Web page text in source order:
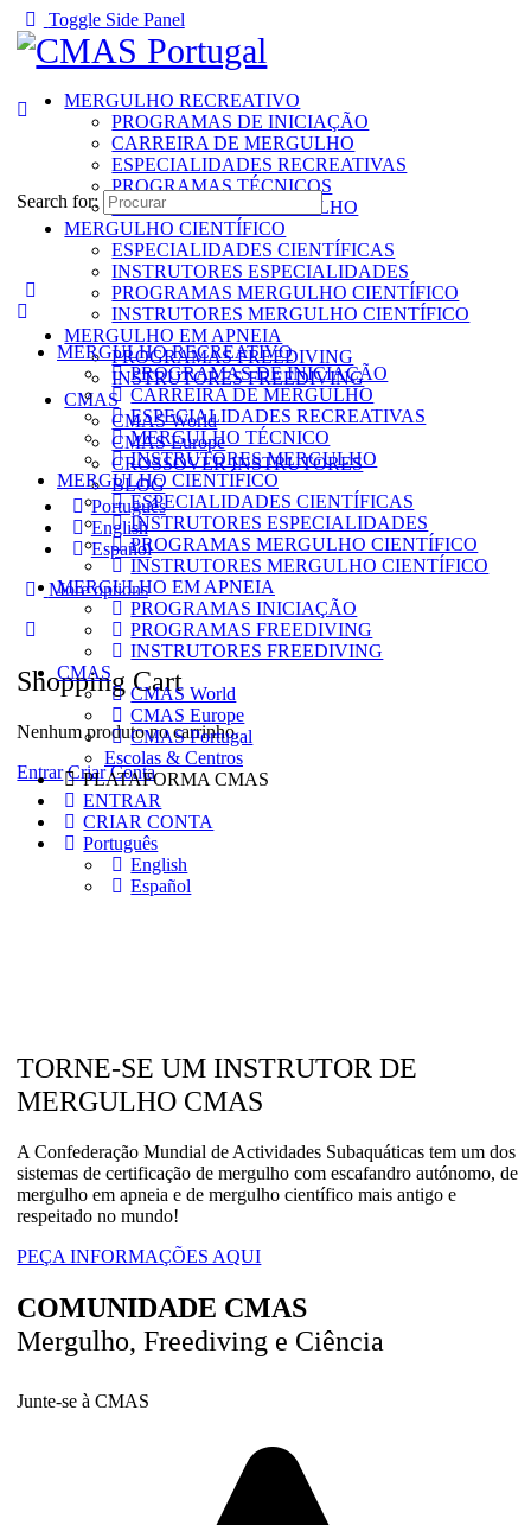
Toggle Side Panel
MERGULHO RECREATIVO
PROGRAMAS DE INICIAÇÃO
CARREIRA DE MERGULHO
ESPECIALIDADES RECREATIVAS
PROGRAMAS TÉCNICOS
INSTRUTORES MERGULHO
MERGULHO CIENTÍFICO
ESPECIALIDADES CIENTÍFICAS
INSTRUTORES ESPECIALIDADES
PROGRAMAS MERGULHO CIENTÍFICO
INSTRUTORES MERGULHO CIENTÍFICO
MERGULHO EM APNEIA
PROGRAMAS FREEDIVING
INSTRUTORES FREEDIVING
CMAS
CMAS World
CMAS Europe
CROSSOVER INSTRUTORES
BLOG
Português
English
Español
More options
Shopping Cart
Nenhum produto no carrinho.
Entrar Criar Conta
Search for:
MERGULHO RECREATIVO
PROGRAMAS DE INICIAÇÃO
CARREIRA DE MERGULHO
ESPECIALIDADES RECREATIVAS
MERGULHO TÉCNICO
INSTRUTORES MERGULHO
MERGULHO CIENTÍFICO
ESPECIALIDADES CIENTÍFICAS
INSTRUTORES ESPECIALIDADES
PROGRAMAS MERGULHO CIENTÍFICO
INSTRUTORES MERGULHO CIENTÍFICO
MERGULHO EM APNEIA
PROGRAMAS INICIAÇÃO
PROGRAMAS FREEDIVING
INSTRUTORES FREEDIVING
CMAS
CMAS World
CMAS Europe
CMAS Portugal
Escolas & Centros
PLATAFORMA CMAS
ENTRAR
CRIAR CONTA
Português
English
Español
TORNE-SE UM INSTRUTOR DE
MERGULHO CMAS
A Confederação Mundial de Actividades Subaquáticas tem um dos
sistemas de certificação de mergulho com escafandro autónomo, de
mergulho em apneia e de mergulho científico mais antigo e
respeitado no mundo!
PEÇA INFORMAÇÕES AQUI
COMUNIDADE CMAS
Mergulho, Freediving e Ciência
Junte-se à CMAS